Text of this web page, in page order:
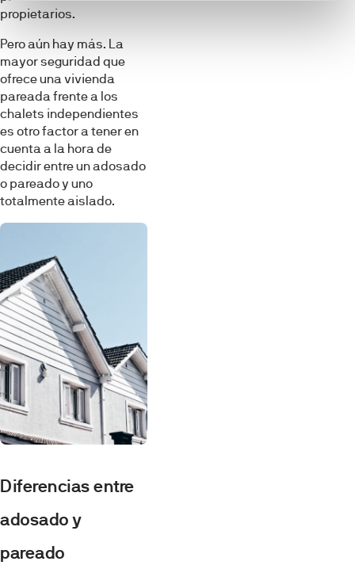
propietarios.
Pero aún hay más. La
mayor seguridad que
ofrece una vivienda
pareada frente a los
chalets independientes
es otro factor a tener en
cuenta a la hora de
decidir entre un adosado
o pareado y uno
totalmente aislado.
Diferencias entre
adosado y
pareado